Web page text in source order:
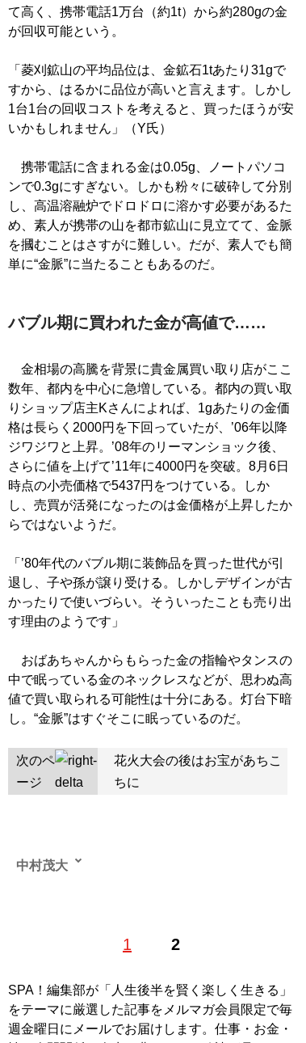
て高く、携帯電話1万台（約1t）から約280gの金
が回収可能という。
「菱刈鉱山の平均品位は、金鉱石1tあたり31gで
すから、はるかに品位が高いと言えます。しかし
1台1台の回収コストを考えると、買ったほうが安
いかもしれません」（Y氏）
携帯電話に含まれる金は0.05g、ノートパソコ
ンで0.3gにすぎない。しかも粉々に破砕して分別
し、高温溶融炉でドロドロに溶かす必要があるた
め、素人が携帯の山を都市鉱山に見立てて、金脈
を摑むことはさすがに難しい。だが、素人でも簡
単に“金脈”に当たることもあるのだ。
バブル期に買われた金が高値で……
金相場の高騰を背景に貴金属買い取り店がここ
数年、都内を中心に急増している。都内の買い取
りショップ店主Kさんによれば、1gあたりの金価
格は長らく2000円を下回っていたが、’06年以降
ジワジワと上昇。’08年のリーマンショック後、
さらに値を上げて’11年に4000円を突破。8月6日
時点の小売価格で5437円をつけている。しか
し、売買が活発になったのは金価格が上昇したか
らではないようだ。
「’80年代のバブル期に装飾品を買った世代が引
退し、子や孫が譲り受ける。しかしデザインが古
かったりで使いづらい。そういったことも売り出
す理由のようです」
おばあちゃんからもらった金の指輪やタンスの
中で眠っている金のネックレスなどが、思わぬ高
値で買い取られる可能性は十分にある。灯台下暗
し。“金脈”はすぐそこに眠っているのだ。
次のペ
ージ
花火大会の後はお宝があちこ
ちに
1 2
中村茂大
SPA！編集部が「人生後半を賢く楽しく生きる」
をテーマに厳選した記事をメルマガ会員限定で毎
週金曜日にメールでお届けします。仕事・お金・